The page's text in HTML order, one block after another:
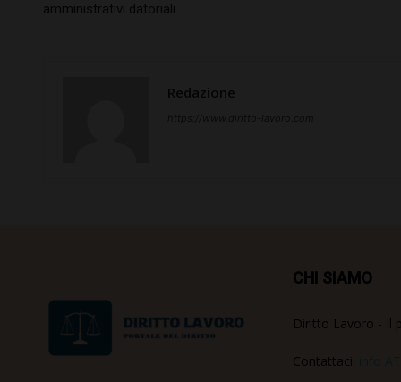
amministrativi datoriali
Redazione
CHI SIAMO
Diritto Lavoro - Il
Contattaci: